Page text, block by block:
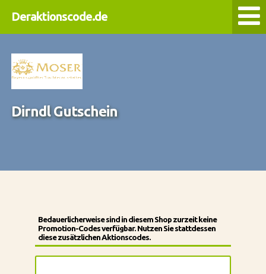
Deraktionscode.de
Dirndl Gutschein
Bedauerlicherweise sind in diesem Shop zurzeit keine
Promotion-Codes verfügbar. Nutzen Sie stattdessen
diese zusätzlichen Aktionscodes.